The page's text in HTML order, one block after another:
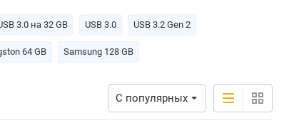
3.0 на 32 GB USB 3.0 USB 3.2 Gen 2
64 GB Samsung 128 GB
С популярных